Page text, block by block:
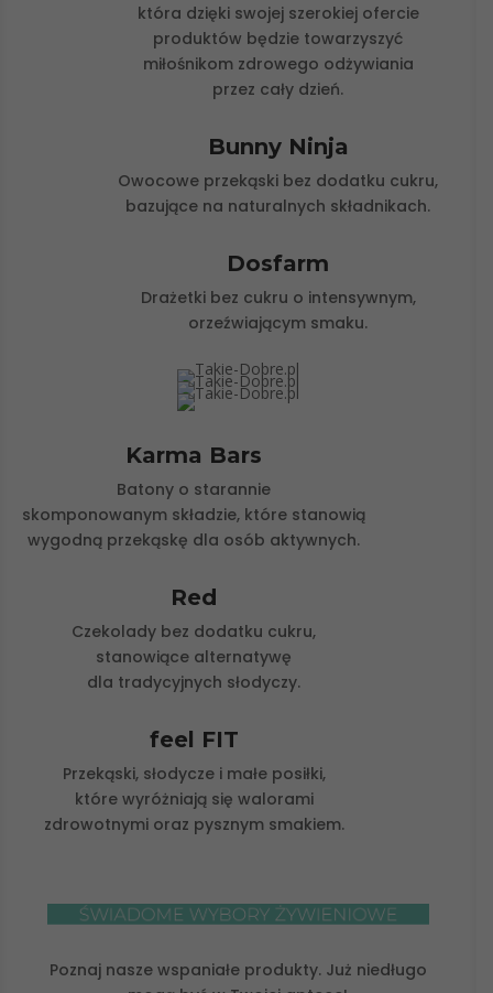
która dzięki swojej szerokiej ofercie
produktów będzie towarzyszyć
miłośnikom zdrowego odżywiania
przez cały dzień.
Bunny Ninja
Owocowe przekąski bez dodatku cukru,
bazujące na naturalnych składnikach.
Dosfarm
Drażetki bez cukru o intensywnym,
orzeźwiającym smaku.
Karma Bars
Batony o starannie
skomponowanym składzie, które stanowią
wygodną przekąskę dla osób aktywnych.
Red
Czekolady bez dodatku cukru,
stanowiące alternatywę
dla tradycyjnych słodyczy.
feel FIT
Przekąski, słodycze i małe posiłki,
które wyróżniają się walorami
zdrowotnymi oraz pysznym smakiem.
Poznaj nasze wspaniałe produkty. Już niedługo